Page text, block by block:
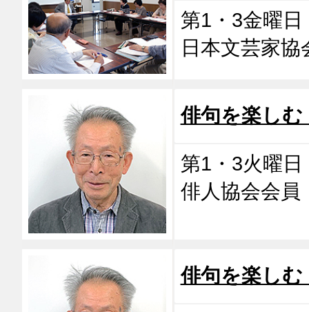
第1・3金曜
日本文芸家
俳句を楽し
第1・3火曜
俳人協会
俳句を楽し